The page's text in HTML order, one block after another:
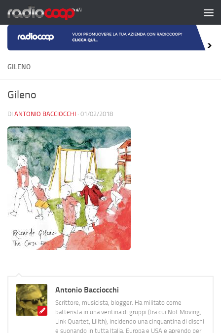
Salta al contenuto
GILENO
Gileno
DI ANTONIO BACCIOCCHI · 01/02/2018
Antonio Bacciocchi
Scrittore, musicista, blogger. Ha militato come
batterista in una ventina di gruppi (tra cui Not Moving,
Link Quartet, Lilith), incidendo una cinquantina di dischi
e suonando in tutta Italia, Europa e USA e aprendo per